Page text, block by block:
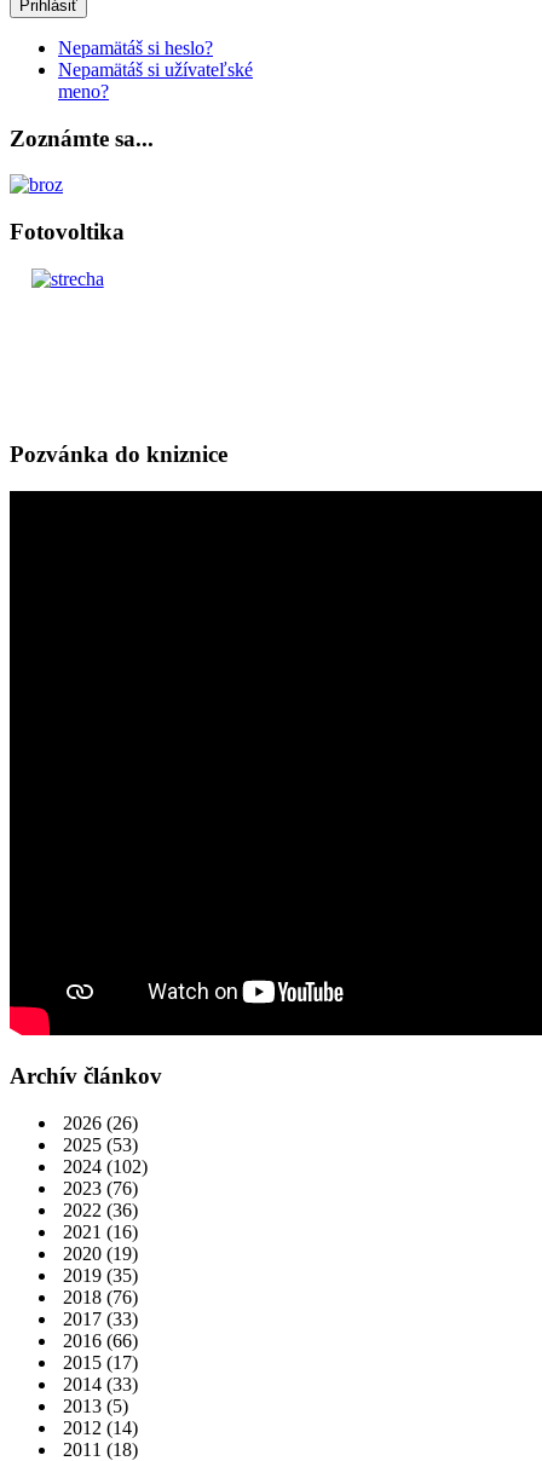
Prihlásiť
Nepamätáš si heslo?
Nepamätáš si užívateľské
meno?
Zoznámte sa...
Fotovoltika
Pozvánka do kniznice
Archív článkov
2026 (26)
2025 (53)
2024 (102)
2023 (76)
2022 (36)
2021 (16)
2020 (19)
2019 (35)
2018 (76)
2017 (33)
2016 (66)
2015 (17)
2014 (33)
2013 (5)
2012 (14)
2011 (18)